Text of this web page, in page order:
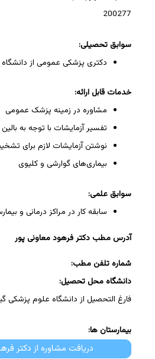
200277
سوابق تحصیلی:
دکتری پزشکی عمومی از
خدمات قابل ارائه:
مشاوره در زمینه پزشک عمومی
تفسیر آزمایشات با توجه به بالین
نوشتن آزمایشات لازم برای
بیماری‌های گوارشی و کلیوی
سوابق علمی:
سابقه کار در مراکز درمانی و
آدرس مطب دکتر فرهود معاونی پور
شماره تلفن مطب:
دانشگاه محل تحصیل:
فارغ التحصیل از دانشگاه علوم پزشکی
بیمارستان ها:
دریافت مشاوره از دکتر